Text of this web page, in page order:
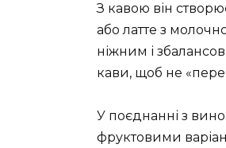
З кавою він
або латте з
ніжним і
кави, щоб не
У поєднанні з
фруктовими